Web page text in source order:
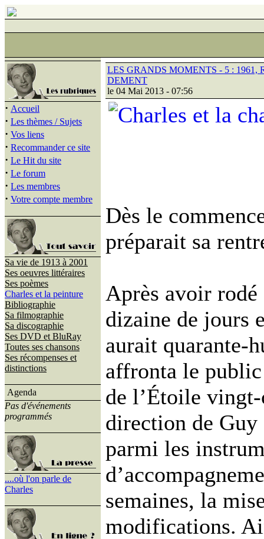
· Accueil
· Les thèmes / Sujets
· Vos liens
· Recommander ce site
· Le Hit du site
· Le forum
· Les membres
· Votre compte membre
Sa vie de 1913 à 2001
Ses oeuvres littéraires
Ses poèmes
Charles et la peinture
Bibliographie
Sa filmographie
Sa discographie
Ses DVD et BluRay
Toutes ses chansons
Ses récompenses et
distinctions
Agenda
Pas d'événements
programmés
....où l'on parle de
Charles
LES GRANDS MOMENTS - 5 : 1961,
DEMENT
le 04 Mai 2013 - 07:56
Dès le
préparait sa
Après avoir rodé
dizaine de jours
aurait quarante-
affronta le
de l’Étoile
direction de Guy
parmi les
semaines, la
modifications.